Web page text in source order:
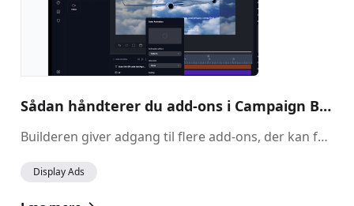
Sådan håndterer du add-ons i Campaign Builder
Builderen giver adgang til flere add-ons, der kan forbedre dine annoncer
Display Ads